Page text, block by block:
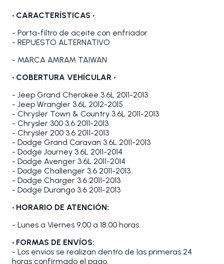
• CARACTERÍSTICAS •
- Porta-filtro de aceite con enfriador
- REPUESTO ALTERNATIVO
- MARCA AMRAM TAIWAN
• COBERTURA VEHÍCULAR •
- Jeep Grand Cherokee 3.6L 2011-2013
- Jeep Wrangler 3.6L 2012-2015
- Chrysler Town & Country 3.6L 2011-2013
- Chrysler 300 3.6 2011-2013
- Chrysler 200 3.6 2011-2013
- Dodge Grand Caravan 3.6L 2011-2013
- Dodge Journey 3.6L 2011-2014
- Dodge Avenger 3.6L 2011-2014
- Dodge Challenger 3.6 2011-2013
- Dodge Charger 3.6 2011-2013
- Dodge Durango 3.6 2011-2013
• HORARIO DE ATENCIÓN:
- Lunes a Viernes 9:00 a 18:00 horas.
• FORMAS DE ENVÍOS:
- Los envíos se realizan dentro de las primeras 24
horas confirmado el pago.